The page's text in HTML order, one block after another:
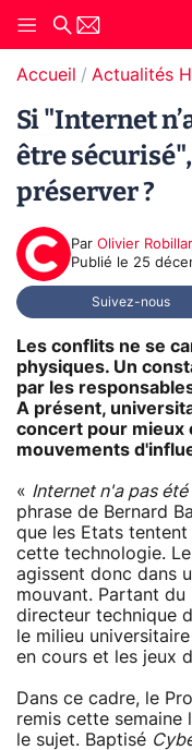
Accueil Actualités
Si "Internet
être
préserver ?
Par Olivier
Publié le 25
Suivez-nous
Les conflits ne se
physiques. Un
par les
A présent,
concert pour mieux
mouvements
« Internet n'a pas
phrase de Bernard
que les Etats
cette technologie.
agissent donc dans
mouvant. Partant
directeur technique
le milieu
en cours et les jeux
Dans ce cadre, le
remis cette semaine
le sujet. Baptisé